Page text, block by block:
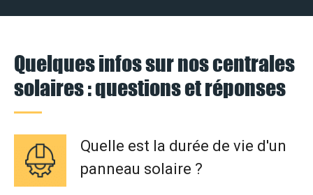
Quelques infos sur nos centrales
solaires : questions et réponses
Quelle est la durée de vie d'un
panneau solaire ?